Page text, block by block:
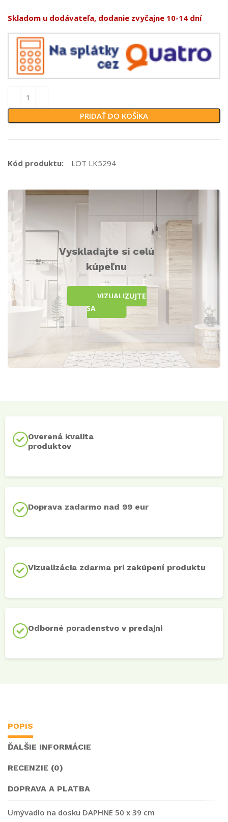
Skladom u dodávateľa, dodanie zvyčajne 10-14 dní
PRIDAŤ DO KOŠÍKA
Kód produktu: LOT LK5294
Vyskladajte si celú
kúpeľnu
VIZUALIZUJTE
SA
Overená kvalita
produktov
Doprava zadarmo nad 99 eur
Vizualizácia zdarma pri zakúpení produktu
Odborné poradenstvo v predajni
POPIS
ĎALŠIE INFORMÁCIE
RECENZIE (0)
DOPRAVA A PLATBA
Umývadlo na dosku DAPHNE 50 x 39 cm